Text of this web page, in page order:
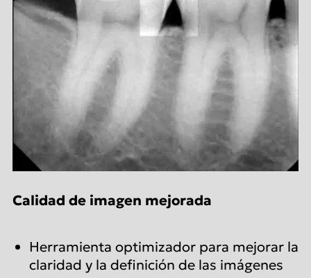
Calidad de imagen mejorada
Herramienta optimizador para mejorar la
claridad y la definición de las imágenes